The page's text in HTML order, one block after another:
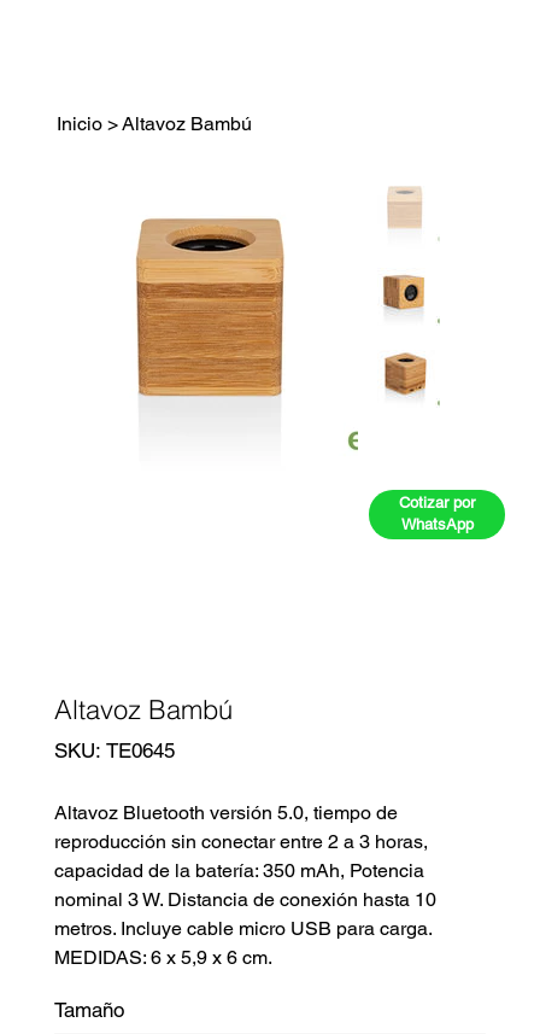
Inicio >Altavoz Bambú
Altavoz Bambú
SKU: SKU
TE0645
TE0645
Altavoz Bluetooth versión 5.0, tiempo de
reproducción sin conectar entre 2 a 3 horas,
capacidad de la batería: 350 mAh, Potencia
nominal 3 W. Distancia de conexión hasta 10
metros. Incluye cable micro USB para carga.
MEDIDAS: 6 x 5,9 x 6 cm.
Tamaño
Cotizar por
WhatsApp